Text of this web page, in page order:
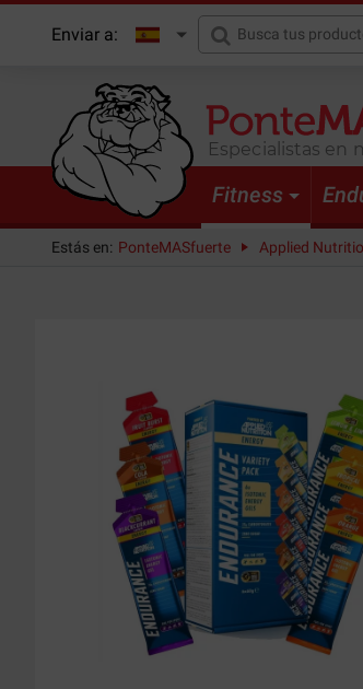
Enviar a:
Especialistas en
Fitness
Estás en: PonteMASfuerte Applied